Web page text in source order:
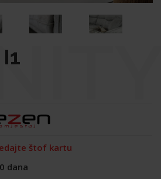
štof kartu
dana